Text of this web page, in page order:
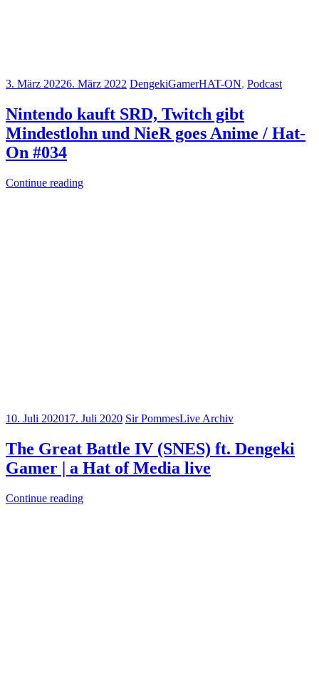
3. März 20226. März 2022 DengekiGamerHAT-ON, Podcast
Nintendo kauft SRD, Twitch gibt
Mindestlohn und NieR goes Anime / Hat-
On #034
Continue reading
10. Juli 202017. Juli 2020 Sir PommesLive Archiv
The Great Battle IV (SNES) ft. Dengeki
Gamer | a Hat of Media live
Continue reading